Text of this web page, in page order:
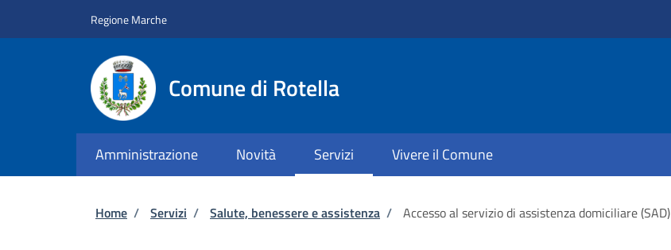
Regione Marche
Comune di Rotella
Amministrazione Novità Servizi Vivere il Comune
Briciole di pane
Home / Servizi / Salute, benessere e assistenza / Accesso al servizio di assistenza domiciliare (SAD)